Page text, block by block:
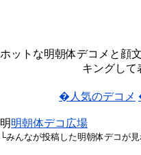
ホットな明朝体デコメと顔
キングして
�人気のデコメ
明明朝体デコ広場
└みんなが投稿した明朝体デコが見